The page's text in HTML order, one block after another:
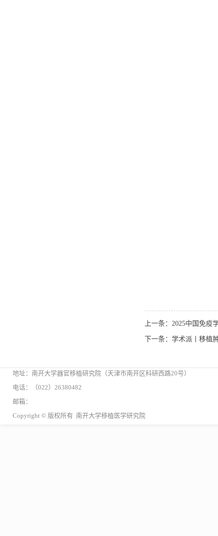
上一条：2025中国免
下一条：学术派丨移植
地址：南开大学器官移植研究院（天津市南开区科研西路20号）
电话：（022）26380482
邮箱：
Copyright © 版权所有 南开大学移植医学研究院